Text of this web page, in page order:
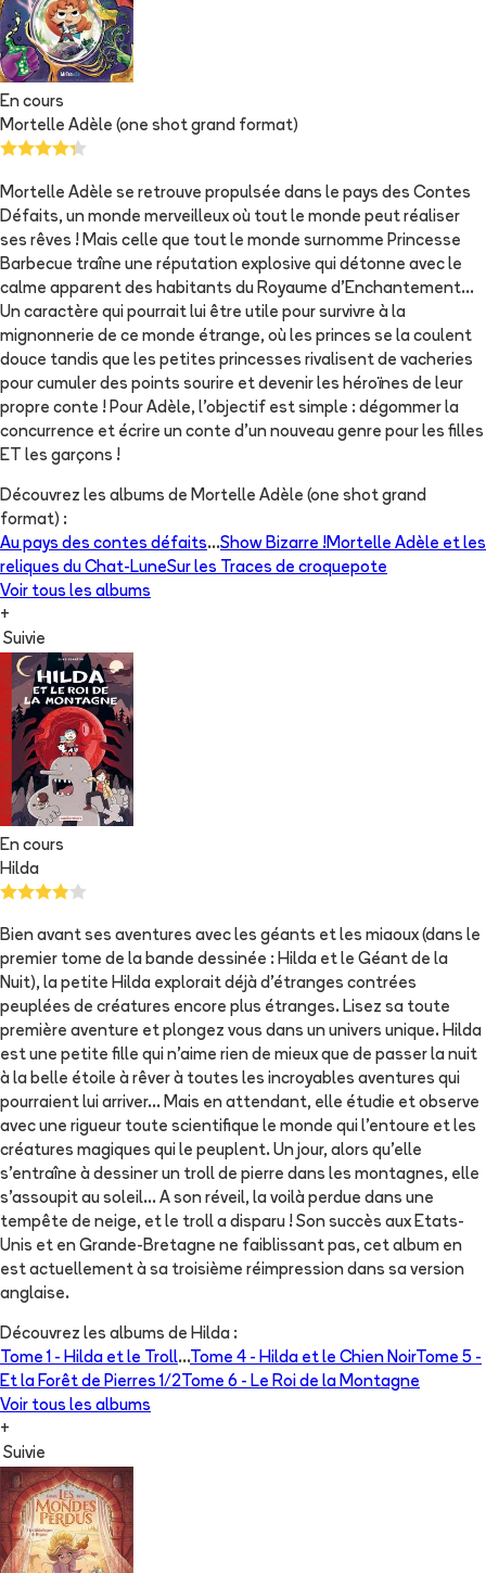
En cours
Mortelle Adèle (one shot grand format)
Mortelle Adèle se retrouve propulsée dans le pays des Contes
Défaits, un monde merveilleux où tout le monde peut réaliser
ses rêves ! Mais celle que tout le monde surnomme Princesse
Barbecue traîne une réputation explosive qui détonne avec le
calme apparent des habitants du Royaume d’Enchantement…
Un caractère qui pourrait lui être utile pour survivre à la
mignonnerie de ce monde étrange, où les princes se la coulent
douce tandis que les petites princesses rivalisent de vacheries
pour cumuler des points sourire et devenir les héroïnes de leur
propre conte ! Pour Adèle, l’objectif est simple : dégommer la
concurrence et écrire un conte d’un nouveau genre pour les filles
ET les garçons !
Découvrez les albums de Mortelle Adèle (one shot grand
format) :
Au pays des contes défaits...Show Bizarre !Mortelle Adèle et les
reliques du Chat-LuneSur les Traces de croquepote
Voir tous les albums
+
Suivie
En cours
Hilda
Bien avant ses aventures avec les géants et les miaoux (dans le
premier tome de la bande dessinée : Hilda et le Géant de la
Nuit), la petite Hilda explorait déjà d'étranges contrées
peuplées de créatures encore plus étranges. Lisez sa toute
première aventure et plongez vous dans un univers unique. Hilda
est une petite fille qui n'aime rien de mieux que de passer la nuit
à la belle étoile à rêver à toutes les incroyables aventures qui
pourraient lui arriver... Mais en attendant, elle étudie et observe
avec une rigueur toute scientifique le monde qui l'entoure et les
créatures magiques qui le peuplent. Un jour, alors qu'elle
s'entraîne à dessiner un troll de pierre dans les montagnes, elle
s'assoupit au soleil... A son réveil, la voilà perdue dans une
tempête de neige, et le troll a disparu ! Son succès aux Etats-
Unis et en Grande-Bretagne ne faiblissant pas, cet album en
est actuellement à sa troisième réimpression dans sa version
anglaise.
Découvrez les albums de Hilda :
Tome 1 - Hilda et le Troll...Tome 4 - Hilda et le Chien NoirTome 5 -
Et la Forêt de Pierres 1/2 Tome 6 - Le Roi de la Montagne
Voir tous les albums
+
Suivie